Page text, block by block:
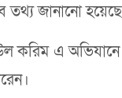
তথ্য জানানো
করিম এ